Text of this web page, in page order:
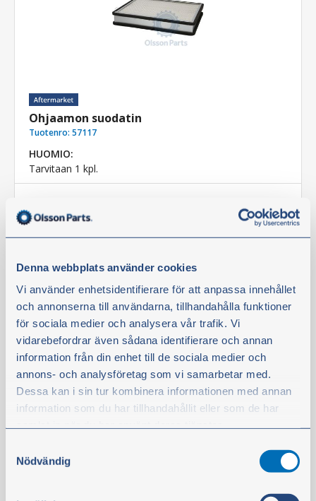
Denna webbplats använder cookies
Vi använder enhetsidentifierare för att anpassa innehållet
och annonserna till användarna, tillhandahålla funktioner
för sociala medier och analysera vår trafik. Vi
vidarebefordrar även sådana identifierare och annan
information från din enhet till de sociala medier och
annons- och analysföretag som vi samarbetar med.
Dessa kan i sin tur kombinera informationen med annan
information som du har tillhandahållit eller som de har
Du kan när som helst ändra ditt val. För att återkalla ditt
samtycke klickar du på ”Cookie-ikonen” längst ned till
Nödvändig
Ohjaamon suodatin
Tuotenro: 57117
HUOMIO:
Tarvitaan 1 kpl.
Tilapäisesti loppu. Jälleen varastossa 2–3 viikon sisällä.
71,50 €
Suodatin